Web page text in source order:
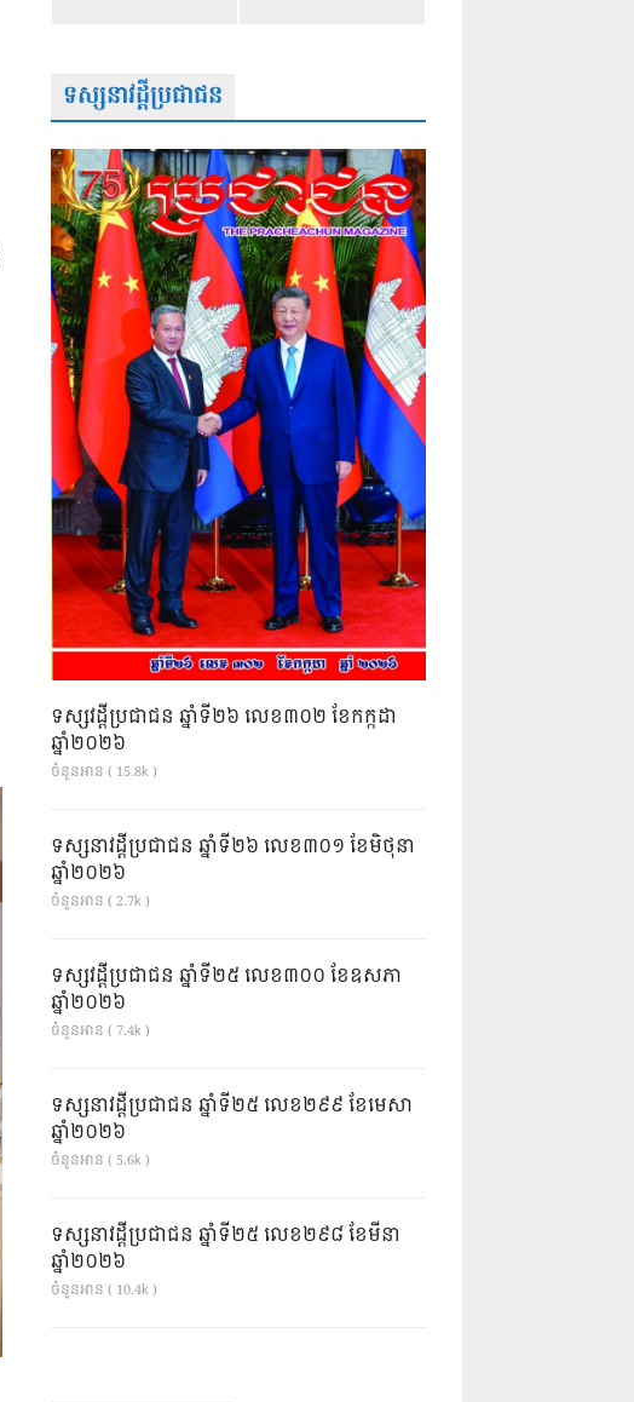
ទស្សនាវដ្តីប្រជាជន
ទស្សវដ្តីប្រជាជន ឆ្នាំទី២៦ លេខ៣០២ ខែកក្កដា
ឆ្នាំ២០២៦
ចំនួនអាន ( 15.8k )
ទស្សនាវដ្ដីប្រជាជន ឆ្នាំទី២៦ លេខ៣០១ ខែមិថុនា
ឆ្នាំ២០២៦
ចំនួនអាន ( 2.7k )
ទស្សវដ្តីប្រជាជន ឆ្នាំទី២៥ លេខ៣០០ ខែឧសភា
ឆ្នាំ២០២៦
ចំនួនអាន ( 7.4k )
ទស្សនាវដ្ដីប្រជាជន ឆ្នាំទី២៥ លេខ២៩៩ ខែមេសា
ឆ្នាំ២០២៦
ចំនួនអាន ( 5.6k )
ទស្សនាវដ្ដីប្រជាជន ឆ្នាំទី២៥ លេខ២៩៨ ខែមីនា
ឆ្នាំ២០២៦
ចំនួនអាន ( 10.4k )